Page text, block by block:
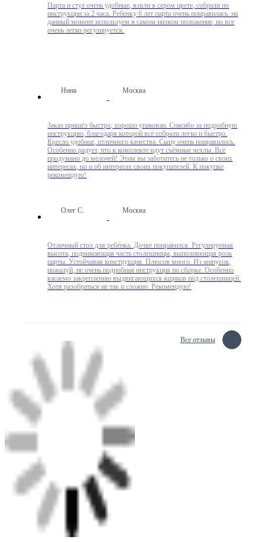
Парта и стул очень удобные, взяли в сером цвете, собрали по
инструкции за 2 часа. Ребенку 6 лет парта очень понравилась. на
данный момент используем в самом низком положение, но все
очень легко регулируется.
Нина Москва
Заказ пришёл быстро, хорошо упакован. Спасибо за подробную
инструкцию, благодаря которой всё собрали легко и быстро.
Кресло удобное, отличного качества. Сыну очень понравилось.
Особенно радует, что в комплекте идут съёмные чехлы. Всё
продумано до мелочей! Этим вы заботитесь не только о своих
интересах, но и об интересах своих покупателей. К покупке
рекомендую!
Олег С. Москва
Отличный стол для ребёнка. Дочке понравился. Регулируемая
высота, поднимающая часть столешницы, выполняющая роль
парты. Устойчавая конструкция. Плюсов много. Из минусов,
пожалуй, не очень подробная инструкция по сборке. Особенно
касаемо закреплению выдвигающихся ящиков под столешницей.
Хотя разобраться не так и сложно. Рекомендую!
Все отзывы